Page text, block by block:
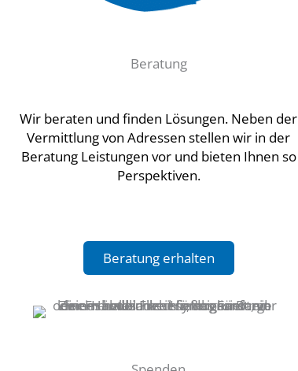
Beratung
Wir beraten und finden Lösungen. Neben der
Vermittlung von Adressen stellen wir in der
Beratung Leistungen vor und bieten Ihnen so
Perspektiven.
Beratung erhalten